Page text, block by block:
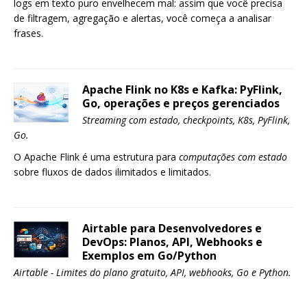
logs em texto puro envelhecem mal: assim que você precisa
de filtragem, agregação e alertas, você começa a analisar
frases.
Apache Flink no K8s e Kafka: PyFlink,
Go, operações e preços gerenciados
Streaming com estado, checkpoints, K8s, PyFlink,
Go.
O Apache Flink é uma estrutura para computações com estado
sobre fluxos de dados ilimitados e limitados.
Airtable para Desenvolvedores e
DevOps: Planos, API, Webhooks e
Exemplos em Go/Python
Airtable - Limites do plano gratuito, API, webhooks, Go e Python.